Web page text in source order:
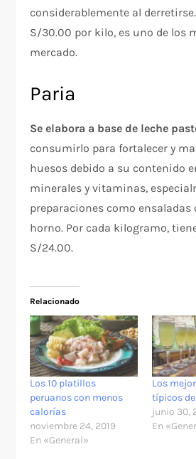
considerablemente al
S/30.00 por kilo, es uno de los
mercado.
Paria
Se elabora a base de leche
consumirlo para fortalecer y
huesos debido a su contenido
minerales y vitaminas,
preparaciones como ensaladas
horno. Por cada kilogramo,
S/24.00.
Relacionado
Los 10 platillos
peruanos con menos
calorías
noviembre 24, 2019
En «General»
Los
típicos de
junio 30,
En